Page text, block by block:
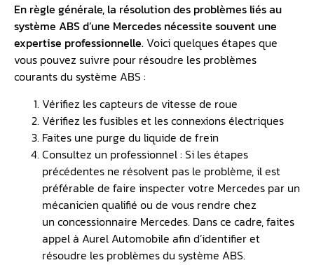
En règle générale, la résolution des problèmes liés au
système ABS d’une Mercedes nécessite souvent une
expertise professionnelle. Voici quelques étapes que
vous pouvez suivre pour résoudre les problèmes
courants du système ABS :
Vérifiez les capteurs de vitesse de roue
Vérifiez les fusibles et les connexions électriques
Faites une purge du liquide de frein
Consultez un professionnel : Si les étapes
précédentes ne résolvent pas le problème, il est
préférable de faire inspecter votre Mercedes par un
mécanicien qualifié ou de vous rendre chez
un concessionnaire Mercedes. Dans ce cadre, faites
appel à Aurel Automobile afin d’identifier et
résoudre les problèmes du système ABS.